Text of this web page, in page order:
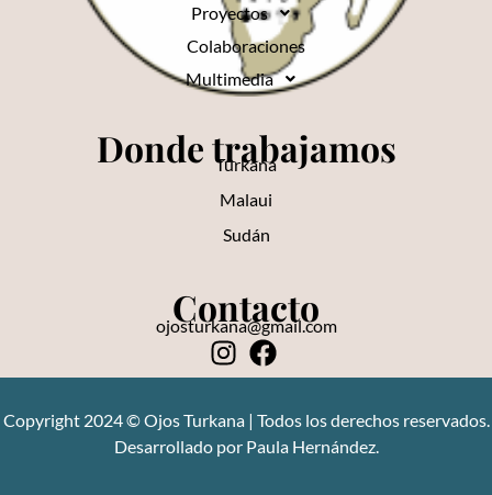
Proyectos
Colaboraciones
Multimedia
Donde trabajamos
Turkana
Malaui
Sudán
Contacto
ojosturkana@gmail.com
Copyright 2024 © Ojos Turkana | Todos los derechos reservados.
Desarrollado por Paula Hernández.